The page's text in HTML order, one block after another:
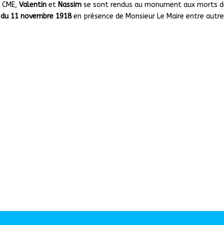
Valentin et Nassim se sont rendus au monument aux morts
11 novembre 1918en présence de Monsieur Le Maire entre